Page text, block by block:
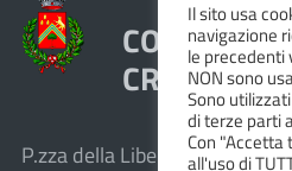
COMUNE DI
CROSTOLO
P.zza della Libertà, 1 – 42030
Il sito usa
navigazione
le precedenti
NON sono
Sono
di terze parti
Con "Accetta
all'uso di